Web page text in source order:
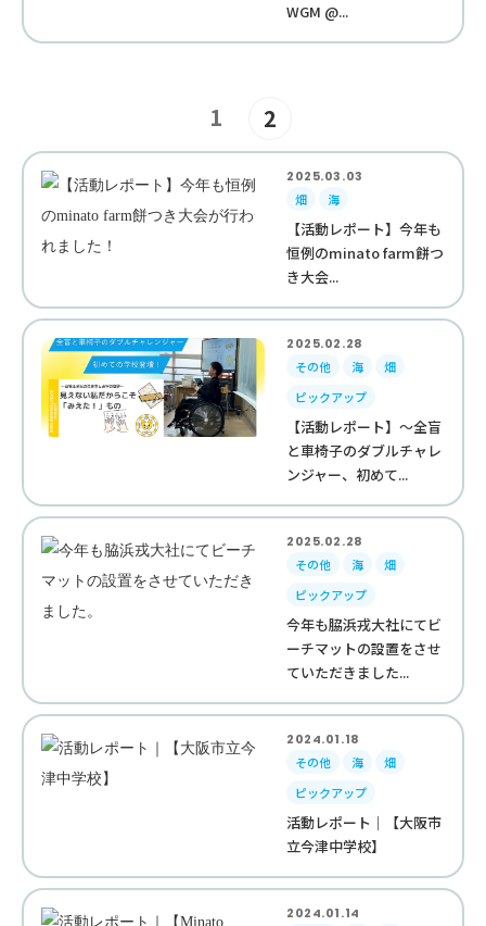
WGM @...
1 2
2025.03.03
畑
海
【活動レポート】今年も
恒例のminato farm餅つ
き大会...
2025.02.28
その他
海
畑
ピックアップ
【活動レポート】～全盲
と車椅子のダブルチャレ
ンジャー、初めて...
2025.02.28
その他
海
畑
ピックアップ
今年も脇浜戎大社にてビ
ーチマットの設置をさせ
ていただきました...
2024.01.18
その他
海
畑
ピックアップ
活動レポート｜【大阪市
立今津中学校】
2024.01.14